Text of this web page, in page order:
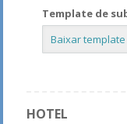
Template de
Baixar template
HOTEL